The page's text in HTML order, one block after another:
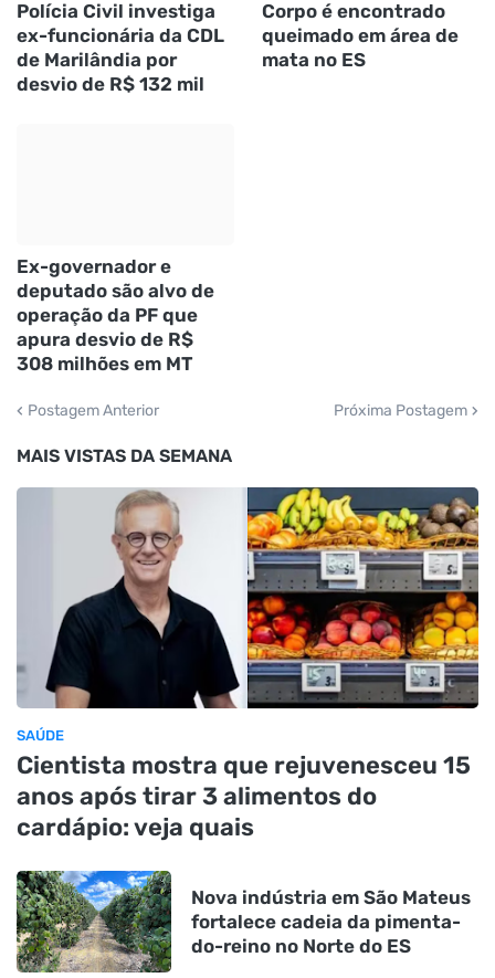
Polícia Civil investiga
ex-funcionária da CDL
de Marilândia por
desvio de R$ 132 mil
Corpo é encontrado
queimado em área de
mata no ES
Ex-governador e
deputado são alvo de
operação da PF que
apura desvio de R$
308 milhões em MT
Postagem Anterior Próxima Postagem
MAIS VISTAS DA SEMANA
SAÚDE
Cientista mostra que rejuvenesceu 15
anos após tirar 3 alimentos do
cardápio: veja quais
Nova indústria em São Mateus
fortalece cadeia da pimenta-
do-reino no Norte do ES